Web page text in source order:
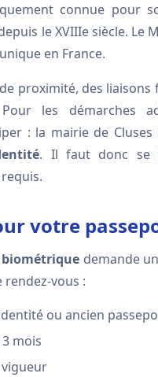
connue pour
le XVIIIe siècle. Le
en France.
proximité, des
les démarches
: la mairie de
. Il faut donc se
votre
biométriquedemande
rendez-vous :
ou ancien
mois